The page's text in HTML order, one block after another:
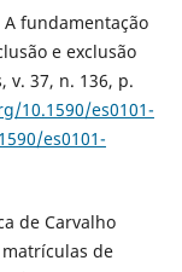
A fundamentação
e exclusão
v. 37, n. 136, p.
10.1590/es0101-
es0101-
de Carvalho
de